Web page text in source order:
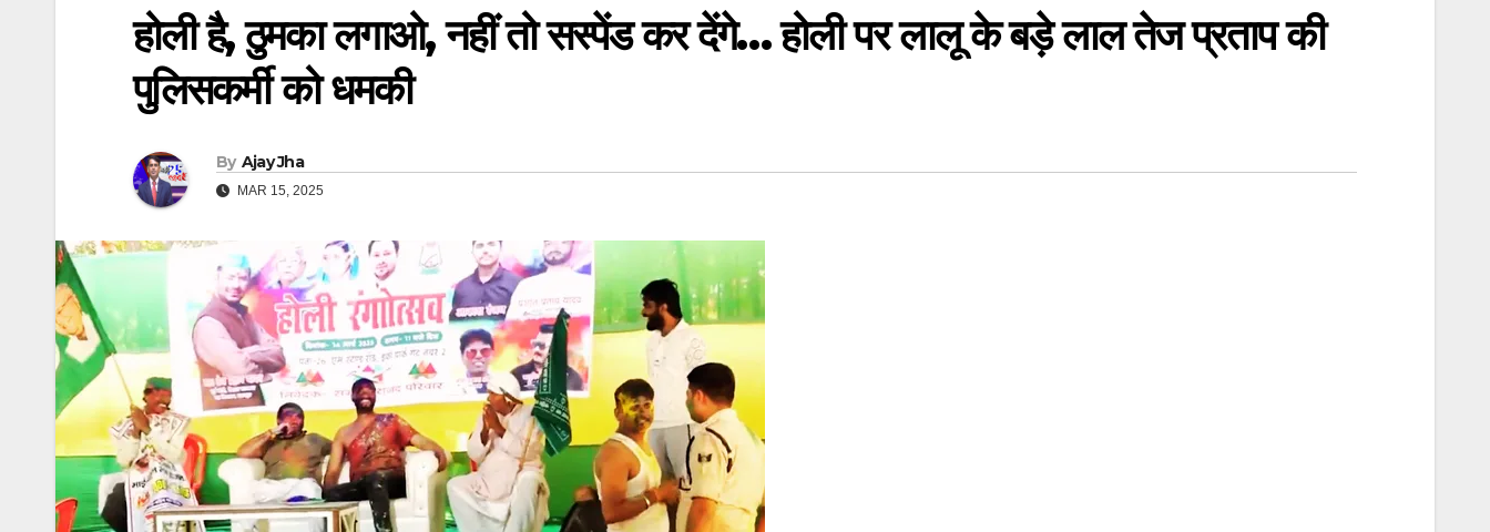
होली है, ठुमका लगाओ, नहीं तो सस्पेंड कर देंगे… होली पर लालू के बड़े लाल तेज प्रताप की
पुलिसकर्मी को धमकी
By Ajay Jha
MAR 15, 2025